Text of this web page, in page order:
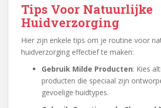
Tips Voor Natuurlijke
Huidverzorging
Hier zijn enkele tips om je routine voor
huidverzorging effectief te maken:
Gebruik Milde Producten: Kies
producten die speciaal zijn
gevoelige huidtypes.